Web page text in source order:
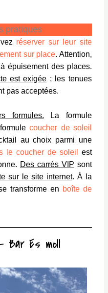
pratiques
réserver sur leur site
sur place. Attention,
épuisement des places.
est exigée ; les tenues
pas acceptées.
formules. La formule
coucher de soleil
au choix parmi une
le coucher de soleil
est
Des carrés VIP sont
sur le site internet. À la
transforme en boîte de
Es moll